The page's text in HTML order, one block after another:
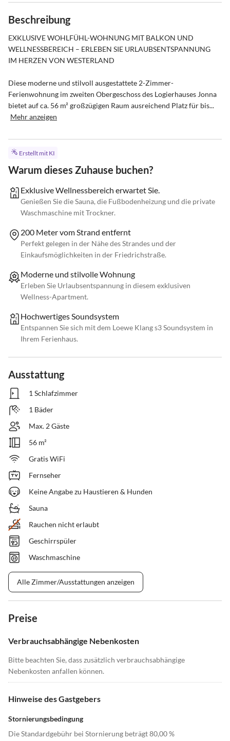
Beschreibung
EXKLUSIVE WOHLFÜHL-WOHNUNG MIT BALKON UND
WELLNESSBEREICH – ERLEBEN SIE URLAUBSENTSPANNUNG
IM HERZEN VON WESTERLAND
Diese moderne und stilvoll ausgestattete 2-Zimmer-
Ferienwohnung im zweiten Obergeschoss des Logierhauses Jonna
bietet auf ca. 56 m² großzügigen Raum ausreichend Platz für bis...
Mehr anzeigen
Erstellt mit KI
Warum dieses Zuhause buchen?
Exklusive Wellnessbereich erwartet Sie.
Genießen Sie die Sauna, die Fußbodenheizung und die private
Waschmaschine mit Trockner.
200 Meter vom Strand entfernt
Perfekt gelegen in der Nähe des Strandes und der
Einkaufsmöglichkeiten in der Friedrichstraße.
Moderne und stilvolle Wohnung
Erleben Sie Urlaubsentspannung in diesem exklusiven
Wellness-Apartment.
Hochwertiges Soundsystem
Entspannen Sie sich mit dem Loewe Klang s3 Soundsystem in
Ihrem Ferienhaus.
Ausstattung
1 Schlafzimmer
1 Bäder
Max. 2 Gäste
56 m²
Gratis WiFi
Fernseher
Keine Angabe zu Haustieren & Hunden
Sauna
Rauchen nicht erlaubt
Geschirrspüler
Waschmaschine
Alle Zimmer/Ausstattungen anzeigen
Preise
Verbrauchsabhängige Nebenkosten
Bitte beachten Sie, dass zusätzlich verbrauchsabhängige
Nebenkosten anfallen können.
Hinweise des Gastgebers
Stornierungsbedingung
Die Standardgebühr bei Stornierung beträgt 80,00 %